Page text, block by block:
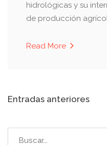
hidrológicas y su
de producción
Read More
Navegación
entradas
Entradas anteriores